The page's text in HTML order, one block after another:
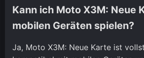
Kann ich Moto X3M: Neue
mobilen Geräten spielen?
Ja, Moto X3M: Neue Karte ist